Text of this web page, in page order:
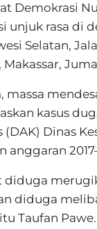
Demokrasi
unjuk rasa di
Selatan,
massa
kasus
(DAK) Dinas
anggaran
diduga
diduga
Taufan Pawe.